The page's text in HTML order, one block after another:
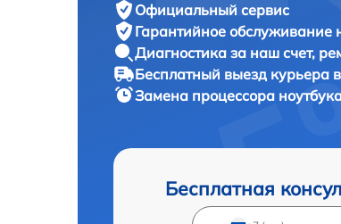
Официальный сервис
Гарантийное обслуживание
Диагностика за наш счет,
Бесплатный выезд курьера
Замена процессора
Бесплатная